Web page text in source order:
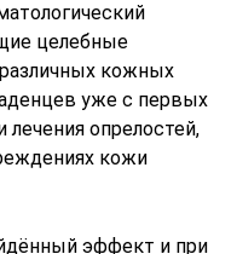
целебные
кожных
уже с первых
опрелостей,
кожи
эффект и при